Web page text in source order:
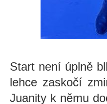
Start není úplně
lehce zaskočí
Juanity k němu